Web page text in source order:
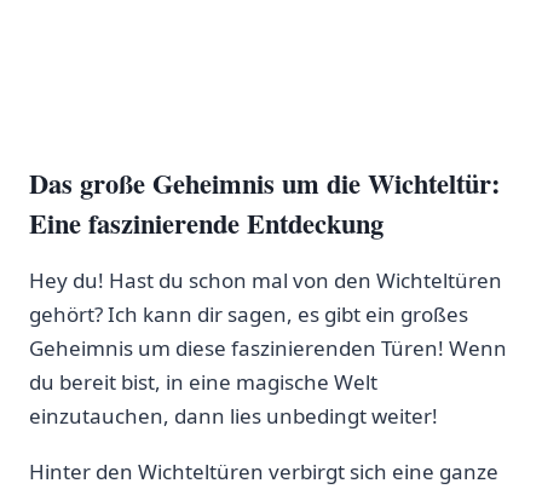
Das große ‌Geheimnis ‍um die Wichteltür:
Eine faszinierende Entdeckung
Hey du! Hast du ⁤schon mal von den Wichteltüren
gehört? Ich kann dir sagen, es gibt ein großes
Geheimnis um diese faszinierenden Türen! Wenn
du ⁤bereit bist, in eine magische ⁣Welt
einzutauchen, ⁣dann ‍lies unbedingt weiter!
Hinter den Wichteltüren verbirgt sich eine ganze